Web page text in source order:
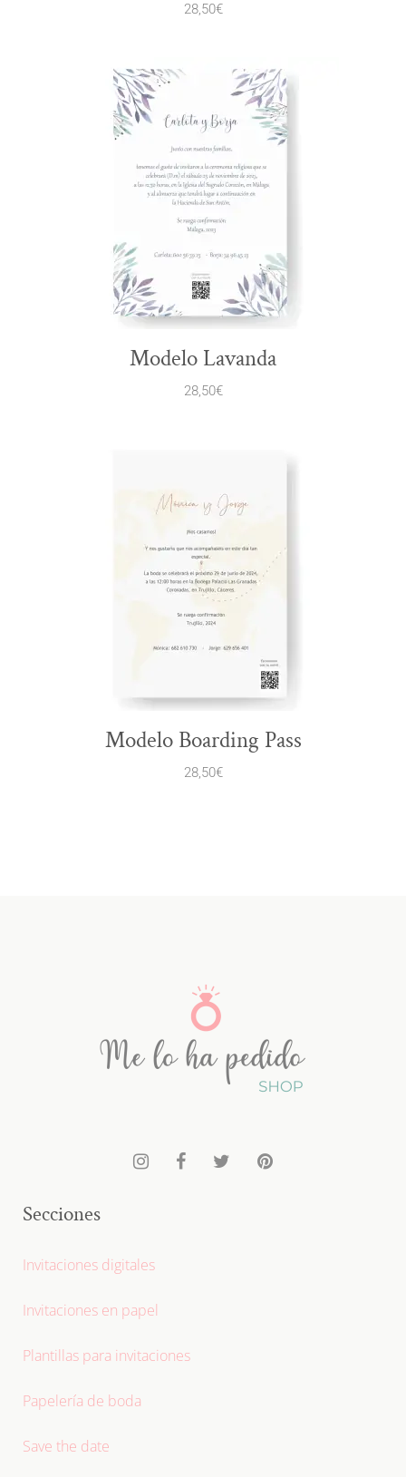
28,50€
Modelo Lavanda
28,50€
Modelo Boarding Pass
28,50€
Secciones
Invitaciones digitales
Invitaciones en papel
Plantillas para invitaciones
Papelería de boda
Save the date